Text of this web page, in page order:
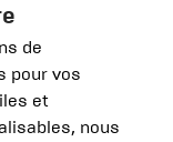
de
pour vos
et
nous